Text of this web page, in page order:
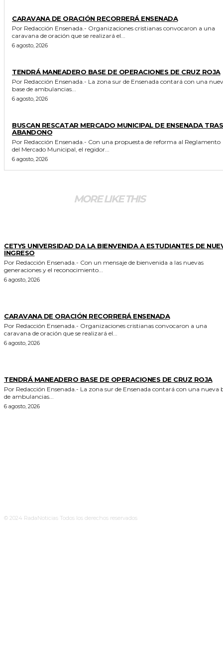
CARAVANA DE ORACIÓN RECORRERÁ ENSENADA
Por Redacción Ensenada.- Organizaciones cristianas convocaron a una
caravana de oración que se realizará el...
6 agosto, 2026
TENDRÁ MANEADERO BASE DE OPERACIONES DE CRUZ ROJA
Por Redacción Ensenada.- La zona sur de Ensenada contará con una nueva
base de ambulancias...
6 agosto, 2026
BUSCAN RESCATAR MERCADO MUNICIPAL DE ENSENADA TRAS
ABANDONO
Por Redacción Ensenada.- Con una propuesta de reforma al Reglamento
del Mercado Municipal, el regidor...
6 agosto, 2026
MORE LIKE THIS
CETYS UNIVERSIDAD DA LA BIENVENIDA A ESTUDIANTES DE
INGRESO
Por Redacción Ensenada.- Con un mensaje de bienvenida a las nuevas
generaciones y el reconocimiento...
6 agosto, 2026
CARAVANA DE ORACIÓN RECORRERÁ ENSENADA
Por Redacción Ensenada.- Organizaciones cristianas convocaron a una
caravana de oración que se realizará el...
6 agosto, 2026
TENDRÁ MANEADERO BASE DE OPERACIONES DE CRUZ ROJA
Por Redacción Ensenada.- La zona sur de Ensenada contará con una nueva base
de ambulancias...
6 agosto, 2026
© 2024 RadaNoticias Todos los derechos reservados